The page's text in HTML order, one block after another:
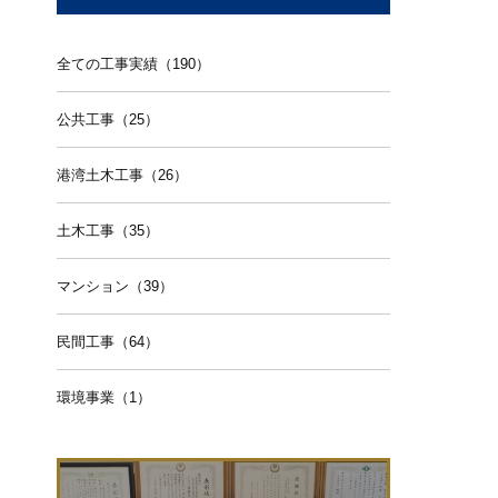
全ての工事実績（190）
公共工事（25）
港湾土木工事（26）
土木工事（35）
マンション（39）
民間工事（64）
環境事業（1）